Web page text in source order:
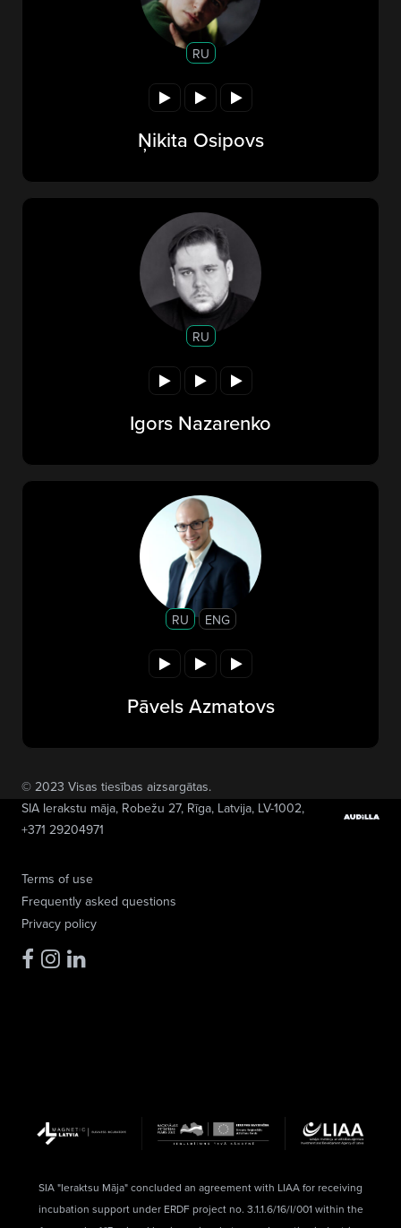
RU
Ņikita Osipovs
RU
Igors Nazarenko
RU ENG
Pāvels Azmatovs
Terms of use
Frequently asked questions
Privacy policy
© 2023 Visas tiesības aizsargātas.
SIA Ierakstu māja, Robežu 27, Rīga, Latvija, LV-1002,
+371 29204971
SIA "Ieraktsu Māja" concluded an agreement with LIAA for receiving
incubation support under ERDF project no. 3.1.1.6/16/I/001 within the